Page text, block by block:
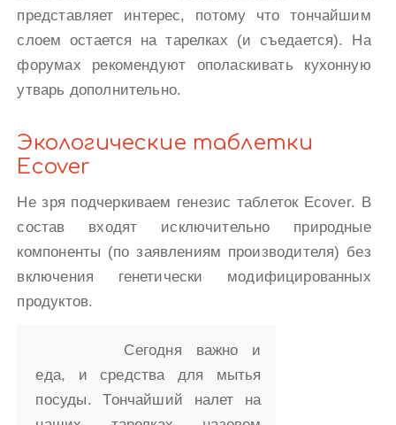
представляет интерес, потому что тончайшим
слоем остается на тарелках (и съедается). На
форумах рекомендуют ополаскивать кухонную
утварь дополнительно.
Экологические таблетки
Ecover
Не зря подчеркиваем генезис таблеток Ecover. В
состав входят исключительно природные
компоненты (по заявлениям производителя) без
включения генетически модифицированных
продуктов.
Сегодня важно и
еда, и средства для мытья
посуды. Тончайший налет на